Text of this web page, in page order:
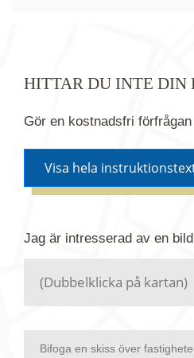
HITTAR DU INTE DIN
Gör en kostnadsfri förfrågan
Visa hela
förfrågan. Vi har flera
Jag är intresserad av en bild
Bifoga en skiss över